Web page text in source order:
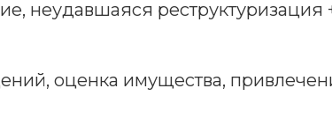
неудавшаяся реструктуризация
оценка имущества,